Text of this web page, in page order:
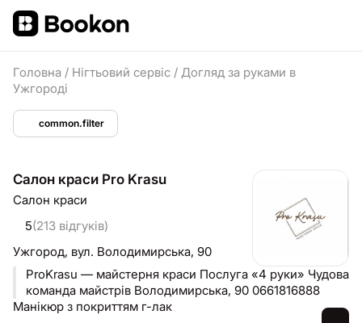
Головна / Нігтьовий сервіс / Догляд за руками в
Ужгороді
common.filter
Салон краси Pro Krasu
Салон краси
5(213 відгуків)
Ужгород, вул. Володимирська, 90
ProKrasu — майстерня краси Послуга «4 руки» Чудова
команда майстрів Володимирська, 90 0661816888
Манікюр з покриттям г-лак